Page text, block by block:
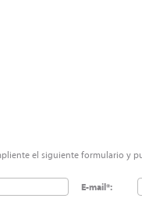
el siguiente formulario y
E-mail*: